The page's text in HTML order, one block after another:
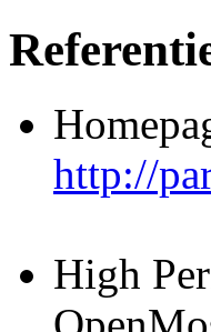
http://
High